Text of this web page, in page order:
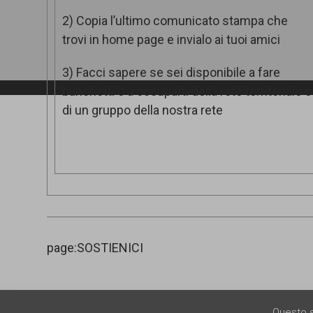
2) Copia l’ultimo comunicato stampa che
trovi in home page e invialo ai tuoi amici
3) Facci sapere se sei disponibile a fare
banchetti o a occuparti della rete territoriale o
di un gruppo della nostra rete
page:SOSTIENICI